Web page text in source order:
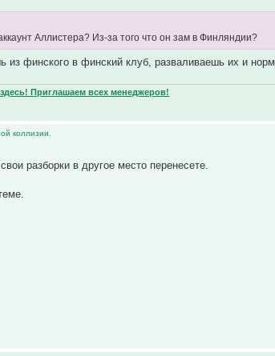
Аллистера? Из-за того что он зам в Финляндии?
из финского в финский клуб, разваливаешь их и
Приглашаем всех менеджеров!
коллизии.
разборки в другое место перенесете.